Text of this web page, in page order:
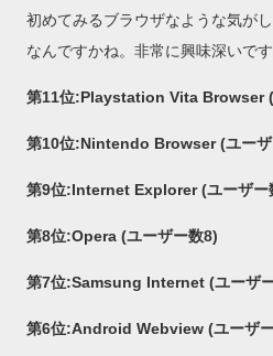
初めてみるブラウザなような気が
なんですかね。非常に興味深いです
第11位:Playstation Vita Browser
第10位:Nintendo Browser (ユーザ
第9位:Internet Explorer (ユーザー
第8位:Opera (ユーザー数8)
第7位:Samsung Internet (ユーザ
第6位:Android Webview (ユーザ